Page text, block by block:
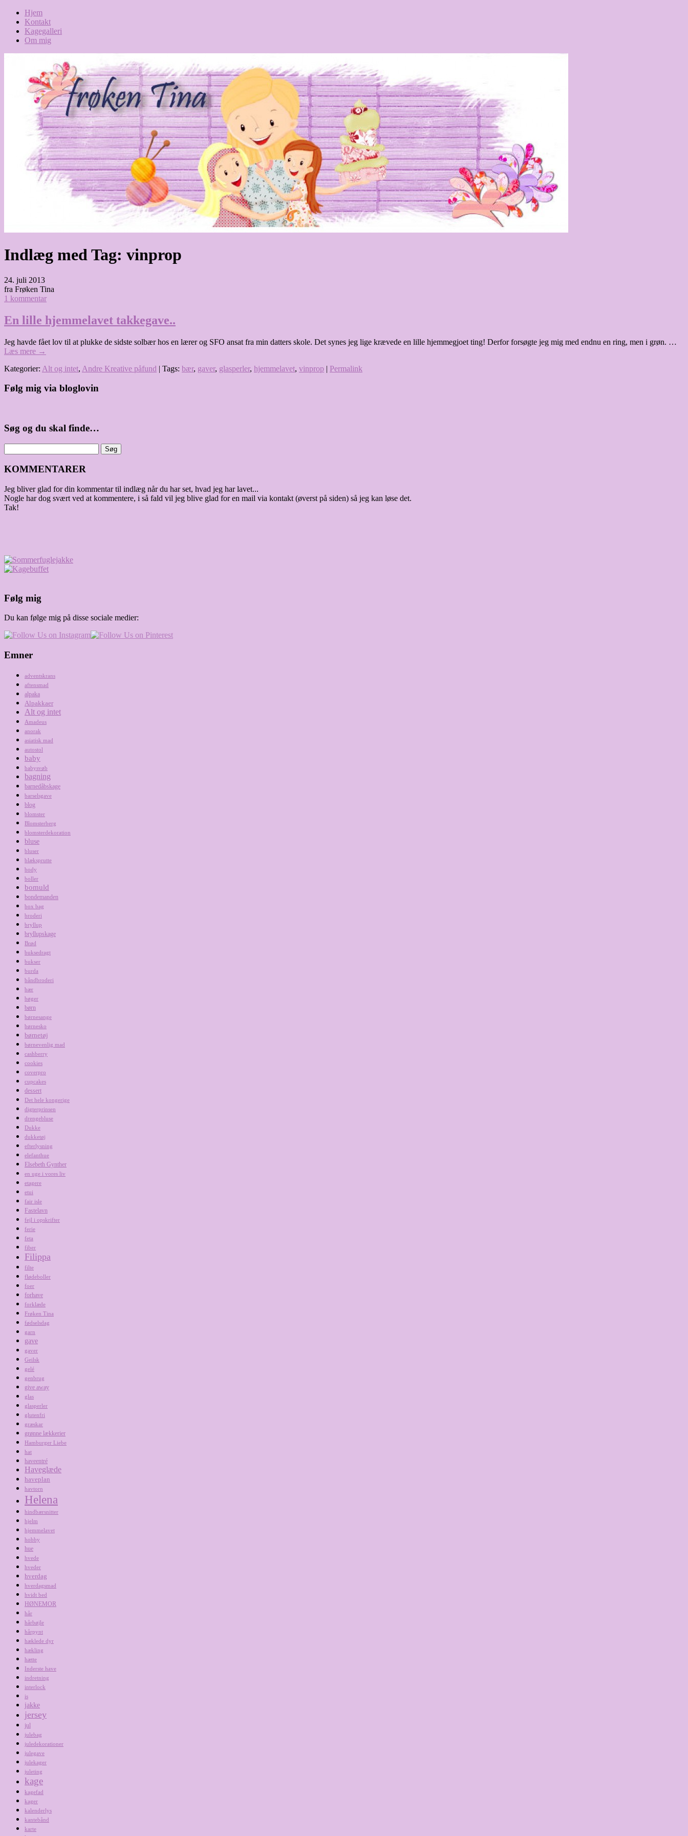
Hjem
Kontakt
Kagegalleri
Om mig
Indlæg med Tag: vinprop
24. juli 2013
fra Frøken Tina
1 kommentar
En lille hjemmelavet takkegave..
Jeg havde fået lov til at plukke de sidste solbær hos en lærer og SFO ansat fra min datters skole. Det synes jeg lige krævede en lille hjemmegjoet ting! Derfor forsøgte jeg mig med endnu en ring, men i grøn. …
Læs mere →
Kategorier: Alt og intet, Andre Kreative påfund | Tags: bær, gaver, glasperler, hjemmelavet, vinprop | Permalink
Følg mig via bloglovin
Søg og du skal finde…
KOMMENTARER
Jeg bliver glad for din kommentar til indlæg når du har set, hvad jeg har lavet...
Nogle har dog svært ved at kommentere, i så fald vil jeg blive glad for en mail via kontakt (øverst på siden) så jeg kan løse det.
Tak!
Følg mig
Du kan følge mig på disse sociale medier:
Emner
adventskrans
aftensmad
alpaka
Alpakkaer
Alt og intet
Amadeus
anorak
asiatisk mad
autostol
baby
babysvøb
bagning
barnedåbskage
barselsgave
blog
blomster
Blomsterberg
blomsterdekoration
bluse
bluser
blæksprutte
body
boller
bomuld
bondemanden
box bag
broderi
bryllup
bryllupskage
Brød
buksedragt
bukser
burda
båndbroderi
bær
bøger
børn
børnesange
børnesko
børnetøj
børnevenlig mad
cashberry
cookies
coverpro
cupcakes
dessert
Det hele kongerige
digterprinsen
drengebluse
Dukke
dukketøj
efterlysning
elefanthue
Elsebeth Gynther
en uge i vores liv
etagere
etui
fair isle
Fastelavn
fejl i opskrifter
ferie
feta
fiber
Filippa
filte
flødeboller
foer
forhave
forklæde
Frøken Tina
fødselsdag
garn
gave
gaver
Geilsk
gelé
genbrug
give away
glas
glasperler
glutenfri
græskar
grønne lækkerier
Hamburger Liebe
hat
haveentré
Haveglæde
haveplan
havtorn
Helena
hindbærsnitter
hjelm
hjemmelavet
hobby
hue
hvede
hveder
hverdag
hverdagsmad
hvidt bed
HØNEMOR
hår
hårbøjle
hårpynt
hæklede dyr
hækling
hætte
Inderste have
indretning
interlock
is
jakke
jersey
jul
julebag
juledekorationer
julegave
julekager
juleting
kage
kagefad
kager
kalenderlys
kantebånd
karte